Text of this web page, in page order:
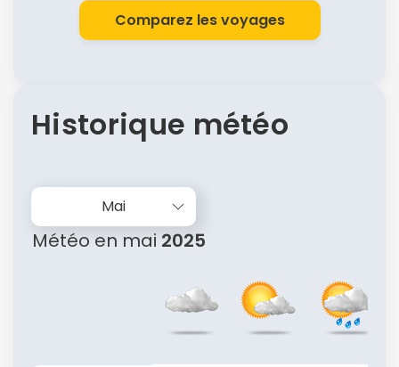
Comparez les voyages
Historique météo
Mai
Météo en mai 2025